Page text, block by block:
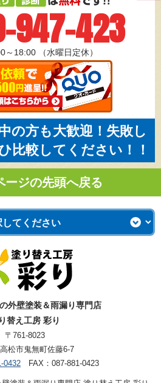
947-423
～18:00 （水曜日定休）
の方も大歓迎！失敗し
比較してください！！
ージの先頭へ戻る
外壁塗装＆雨漏り専門店
替え工房 彩り
〒761-8023
松市鬼無町佐藤6-7
0432 FAX：087-881-0423